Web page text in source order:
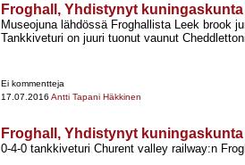
Froghall, Yhdistynyt kuningaskunta
Museojuna lähdössä Froghallista Leek brook
Tankkiveturi on juuri tuonut vaunut
Ei kommentteja
17.07.2016 Antti Tapani Häkkinen
Froghall, Yhdistynyt kuningaskunta
0-​4-​0 tankkiveturi Churent valley railway:n